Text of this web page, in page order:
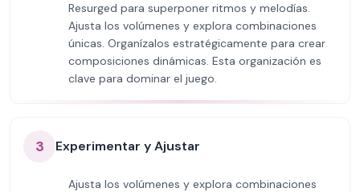
Resurged para superponer ritmos y melodías.
Ajusta los volúmenes y explora combinaciones
únicas. Organízalos estratégicamente para crear
composiciones dinámicas. Esta organización es
clave para dominar el juego.
3 Experimentar y Ajustar
Ajusta los volúmenes y explora combinaciones